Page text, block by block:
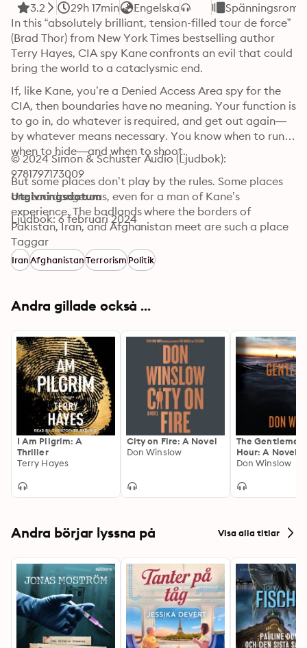
3.2 29h 17min Engelska
In this “absolutely brilliant, tension-filled tour de force”
(Brad Thor) from New York Times bestselling author
Terry Hayes, CIA spy Kane confronts an evil that could
bring the world to a cataclysmic end.
If, like Kane, you’re a Denied Access Area spy for the
CIA, then boundaries have no meaning. Your function is
to go in, do whatever is required, and get out again—
by whatever means necessary. You know when to run,
when to hide—and when to shoot.
But some places don’t play by the rules. Some places
are too dangerous, even for a man of Kane’s
experience. The badlands where the borders of
Pakistan, Iran, and Afghanistan meet are such a place
—a place where violence is the only way to survive.
Kane travels there to exfiltrate a man with vital
meets an adversary who will take the world to the
brink of extinction. A frightening, clever, vicious man
© 2024 Simon & Schuster Audio (Ljudbok):
9781797173009
Utgivningsdatum
Ljudbok: 6 februari 2024
Taggar
Iran AfghanistanTerrorismPolitik
Andra gillade också ...
I Am Pilgrim: A
Thriller
Terry Hayes
City on Fire: A Novel
Don Winslow
The
Hour: A Novel
Don Winslow
Andra börjar lyssna på Visa alla titlar